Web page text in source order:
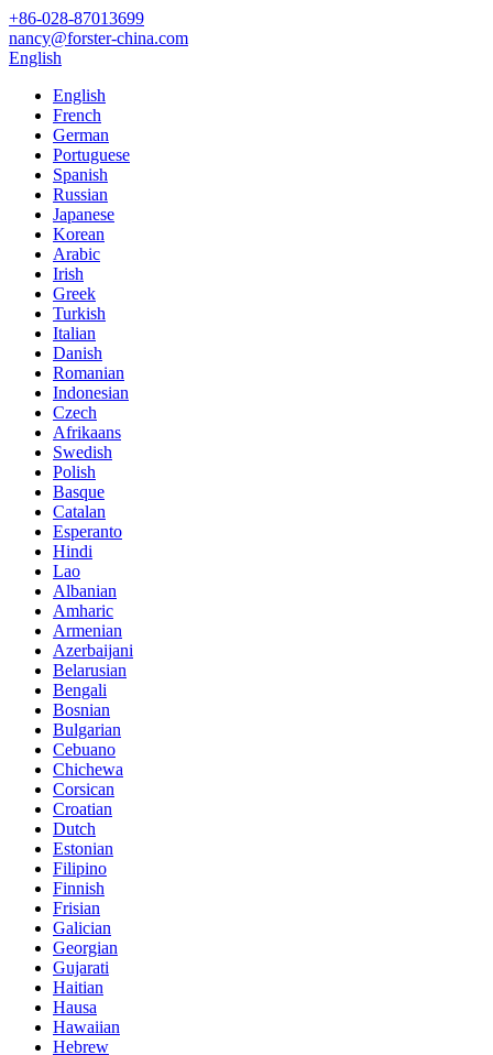
+86-028-87013699
nancy@forster-china.com
English
English
French
German
Portuguese
Spanish
Russian
Japanese
Korean
Arabic
Irish
Greek
Turkish
Italian
Danish
Romanian
Indonesian
Czech
Afrikaans
Swedish
Polish
Basque
Catalan
Esperanto
Hindi
Lao
Albanian
Amharic
Armenian
Azerbaijani
Belarusian
Bengali
Bosnian
Bulgarian
Cebuano
Chichewa
Corsican
Croatian
Dutch
Estonian
Filipino
Finnish
Frisian
Galician
Georgian
Gujarati
Haitian
Hausa
Hawaiian
Hebrew